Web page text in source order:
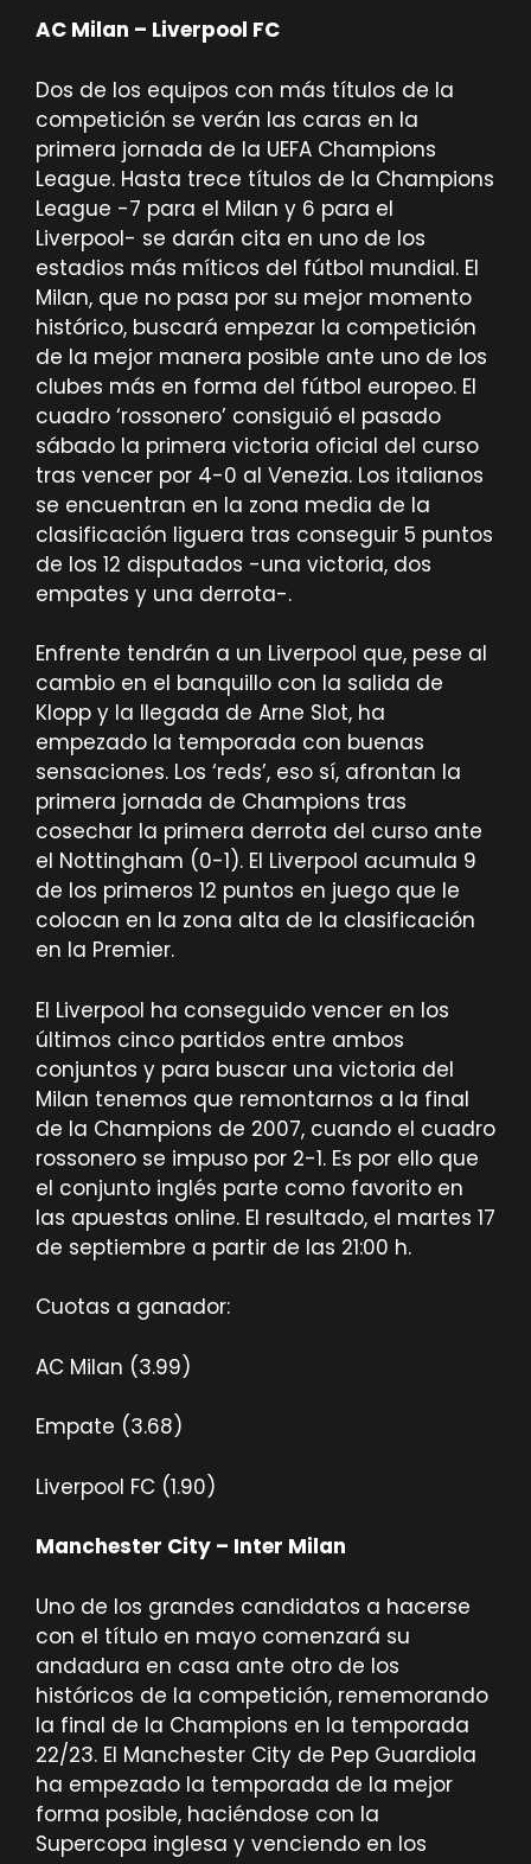
AC Milan – Liverpool FC
Dos de los equipos con más títulos de la
competición se verán las caras en la
primera jornada de la UEFA Champions
League. Hasta trece títulos de la Champions
League -7 para el Milan y 6 para el
Liverpool- se darán cita en uno de los
estadios más míticos del fútbol mundial. El
Milan, que no pasa por su mejor momento
histórico, buscará empezar la competición
de la mejor manera posible ante uno de los
clubes más en forma del fútbol europeo. El
cuadro ‘rossonero’ consiguió el pasado
sábado la primera victoria oficial del curso
tras vencer por 4-0 al Venezia. Los italianos
se encuentran en la zona media de la
clasificación liguera tras conseguir 5 puntos
de los 12 disputados -una victoria, dos
empates y una derrota-.
Enfrente tendrán a un Liverpool que, pese al
cambio en el banquillo con la salida de
Klopp y la llegada de Arne Slot, ha
empezado la temporada con buenas
sensaciones. Los ‘reds’, eso sí, afrontan la
primera jornada de Champions tras
cosechar la primera derrota del curso ante
el Nottingham (0-1). El Liverpool acumula 9
de los primeros 12 puntos en juego que le
colocan en la zona alta de la clasificación
en la Premier.
El Liverpool ha conseguido vencer en los
últimos cinco partidos entre ambos
conjuntos y para buscar una victoria del
Milan tenemos que remontarnos a la final
de la Champions de 2007, cuando el cuadro
rossonero se impuso por 2-1. Es por ello que
el conjunto inglés parte como favorito en
las apuestas online. El resultado, el martes 17
de septiembre a partir de las 21:00 h.
Cuotas a ganador:
AC Milan (3.99)
Empate (3.68)
Liverpool FC (1.90)
Manchester City – Inter Milan
Uno de los grandes candidatos a hacerse
con el título en mayo comenzará su
andadura en casa ante otro de los
históricos de la competición, rememorando
la final de la Champions en la temporada
22/23. El Manchester City de Pep Guardiola
ha empezado la temporada de la mejor
forma posible, haciéndose con la
Supercopa inglesa y venciendo en los